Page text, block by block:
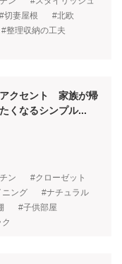
#切妻屋根
#北欧
#整理収納の工夫
クセント 家族が帰
くなるシンプル...
ン
#クローゼット
ニング
#ナチュラル
#子供部屋